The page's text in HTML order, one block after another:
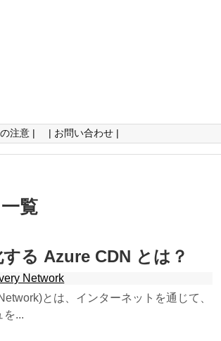
注意 | | お問い合わせ |
覧
る Azure CDN とは？
Network
とは、インターネットを通じて、
を...